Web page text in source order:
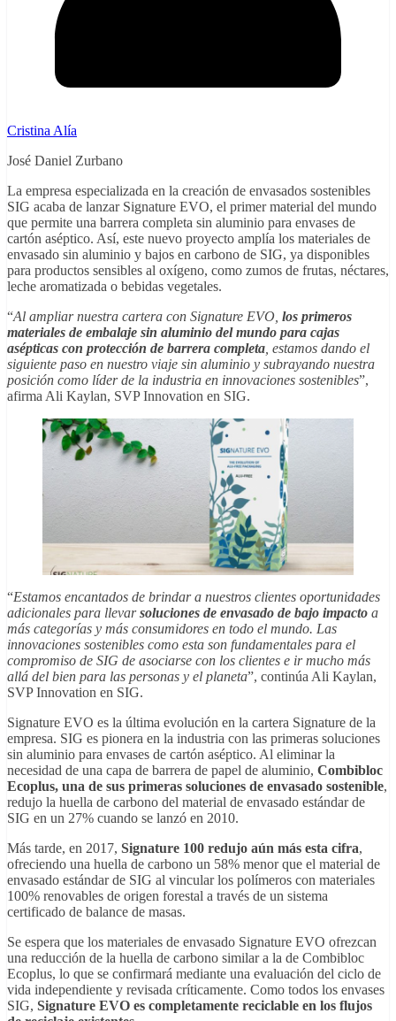
Cristina Alía
José Daniel Zurbano
La empresa especializada en la creación de envasados sostenibles
SIG acaba de lanzar Signature EVO, el primer material del mundo
que permite una barrera completa sin aluminio para envases de
cartón aséptico. Así, este nuevo proyecto amplía los materiales de
envasado sin aluminio y bajos en carbono de SIG, ya disponibles
para productos sensibles al oxígeno, como zumos de frutas, néctares,
leche aromatizada o bebidas vegetales.
“Al ampliar nuestra cartera con Signature EVO, los primeros
materiales de embalaje sin aluminio del mundo para cajas
asépticas con protección de barrera completa , estamos dando el
siguiente paso en nuestro viaje sin aluminio y subrayando nuestra
posición como líder de la industria en innovaciones sostenibles”,
afirma Ali Kaylan, SVP Innovation en SIG.
“Estamos encantados de brindar a nuestros clientes oportunidades
adicionales para llevarsoluciones de envasado de bajo impacto a
más categorías y más consumidores en todo el mundo. Las
innovaciones sostenibles como esta son fundamentales para el
compromiso de SIG de asociarse con los clientes e ir mucho más
allá del bien para las personas y el planeta”, continúa Ali Kaylan,
SVP Innovation en SIG.
Signature EVO es la última evolución en la cartera Signature de la
empresa. SIG es pionera en la industria con las primeras soluciones
sin aluminio para envases de cartón aséptico. Al eliminar la
necesidad de una capa de barrera de papel de aluminio, Combibloc
Ecoplus, una de sus primeras soluciones de envasado sostenible,
redujo la huella de carbono del material de envasado estándar de
SIG en un 27% cuando se lanzó en 2010.
Más tarde, en 2017, Signature 100 redujo aún más esta cifra,
ofreciendo una huella de carbono un 58% menor que el material de
envasado estándar de SIG al vincular los polímeros con materiales
100% renovables de origen forestal a través de un sistema
certificado de balance de masas.
Se espera que los materiales de envasado Signature EVO ofrezcan
una reducción de la huella de carbono similar a la de Combibloc
Ecoplus, lo que se confirmará mediante una evaluación del ciclo de
vida independiente y revisada críticamente. Como todos los envases
SIG, Signature EVO es completamente reciclable en los flujos